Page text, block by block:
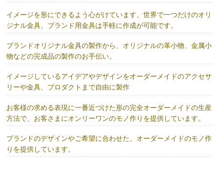
イメージを形にできるよう心がけています。世界で一つだけのオリ
ジナル金具、ブランド用金具は手軽に作成が可能です。
ブランドオリジナル金具の製作から、オリジナルの革小物、金属小
物などの完成品の製作のお手伝い。
イメージしているアイデアやデザインをオーダーメイドのアクセサ
リーや金具、プロダクトまで自由に製作
お客様の求める表現に一番近づけた形の完全オーダーメイドの生産
方法で、お客さまにオンリーワンのモノ作りを提供しています。
ブランドのデザインやご希望に合わせた、オーダーメイドのモノ作
りを提供しています。